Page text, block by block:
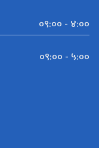
०९:०० - ४:००
०९:०० - ५:००